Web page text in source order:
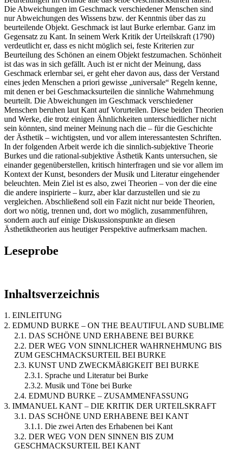
Die Abweichungen im Geschmack verschiedener Menschen sind
nur Abweichungen des Wissens bzw. der Kenntnis über das zu
beurteilende Objekt. Geschmack ist laut Burke erlernbar. Ganz im
Gegensatz zu Kant. In seinem Werk Kritik der Urteilskraft (1790)
verdeutlicht er, dass es nicht möglich sei, feste Kriterien zur
Beurteilung des Schönen an einem Objekt festzumachen. Schönheit
ist das was in sich gefällt. Auch ist er nicht der Meinung, dass
Geschmack erlernbar sei, er geht eher davon aus, dass der Verstand
eines jeden Menschen a priori gewisse „universale“ Regeln kenne,
mit denen er bei Geschmacksurteilen die sinnliche Wahrnehmung
beurteilt. Die Abweichungen im Geschmack verschiedener
Menschen beruhen laut Kant auf Vorurteilen. Diese beiden Theorien
und Werke, die trotz einigen Ähnlichkeiten unterschiedlicher nicht
sein könnten, sind meiner Meinung nach die – für die Geschichte
der Ästhetik – wichtigsten, und vor allem interessantesten Schriften.
In der folgenden Arbeit werde ich die sinnlich-subjektive Theorie
Burkes und die rational-subjektive Ästhetik Kants untersuchen, sie
einander gegenüberstellen, kritisch hinterfragen und sie vor allem im
Kontext der Kunst, besonders der Musik und Literatur eingehender
beleuchten. Mein Ziel ist es also, zwei Theorien – von der die eine
die andere inspirierte – kurz, aber klar darzustellen und sie zu
vergleichen. Abschließend soll ein Fazit nicht nur beide Theorien,
dort wo nötig, trennen und, dort wo möglich, zusammenführen,
sondern auch auf einige Diskussionspunkte an diesen
Ästhetiktheorien aus heutiger Perspektive aufmerksam machen.
Leseprobe
Inhaltsverzeichnis
1. EINLEITUNG
2. EDMUND BURKE – ON THE BEAUTIFUL AND SUBLIME
2.1. DAS SCHÖNE UND ERHABENE BEI BURKE
2.2. DER WEG VON SINNLICHER WAHRNEHMUNG BIS
ZUM GESCHMACKSURTEIL BEI BURKE
2.3. KUNST UND ZWECKMÄßIGKEIT BEI BURKE
2.3.1. Sprache und Literatur bei Burke
2.3.2. Musik und Töne bei Burke
2.4. EDMUND BURKE – ZUSAMMENFASSUNG
3. IMMANUEL KANT – DIE KRITIK DER URTEILSKRAFT
3.1. DAS SCHÖNE UND ERHABENE BEI KANT
3.1.1. Die zwei Arten des Erhabenen bei Kant
3.2. DER WEG VON DEN SINNEN BIS ZUM
GESCHMACKSURTEIL BEI KANT